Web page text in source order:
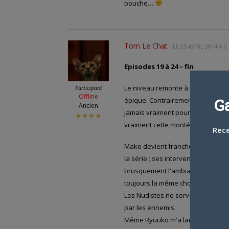
bouche…
Participant
Offline
Ancien
★★★★
Tom Le Chat LE 25 AVRIL 2014 À
Episodes 19 à 24 – fin
Le niveau remonte à partir de
épique. Contrairement à TTGL,
jamais vraiment pour le sort des
vraiment cette montée en
Mako devient franchement
la série ; ses interventions qui
brusquement l'ambiance de la
toujours la même chose.
Les Nudistes ne servent
par les ennemis.
Même Ryuuko m'a laissé plutôt